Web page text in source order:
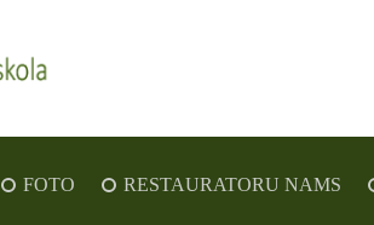
FOTO RESTAURATORU NAMS